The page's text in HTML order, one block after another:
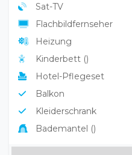
Flachbildfernseher
Heizung
Kinderbett ()
Hotel-Pflegeset
Balkon
Kleiderschrank
Bademantel ()